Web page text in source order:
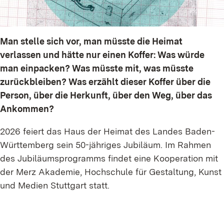
Man stelle sich vor, man müsste die Heimat
verlassen und hätte nur einen Koffer: Was würde
man einpacken? Was müsste mit, was müsste
zurückbleiben? Was erzählt dieser Koffer über die
Person, über die Herkunft, über den Weg, über das
Ankommen?
2026 feiert das Haus der Heimat des Landes Baden-
Württemberg sein 50-jähriges Jubiläum. Im Rahmen
des Jubiläumsprogramms findet eine Kooperation mit
der Merz Akademie, Hochschule für Gestaltung, Kunst
und Medien Stuttgart statt.